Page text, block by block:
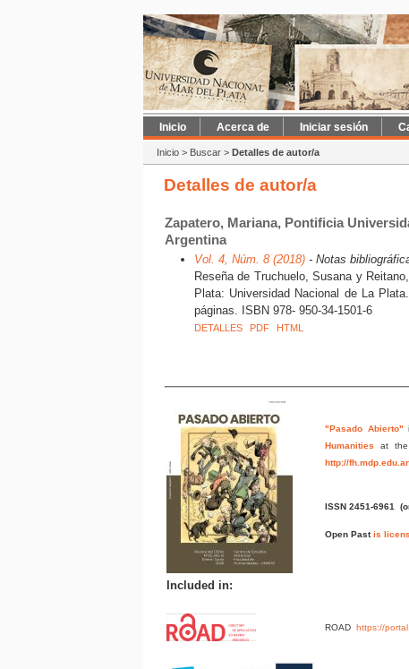
Inicio Acerca de Iniciar sesión
Inicio > Buscar > Detalles de autor/a
Detalles de autor/a
Zapatero, Mariana, Pontificia
Argentina
Vol. 4, Núm. 8 (2018)- Notas
Reseña de Truchuelo, Susana y
Plata: Universidad Nacional de La
páginas. ISBN 978- 950-34-1501-6
DETALLES PDF HTML
"Pasado Abierto"
Humanities at the
http://
ISSN 2451-6961
Open Pastis
Included in:
ROADhttps://